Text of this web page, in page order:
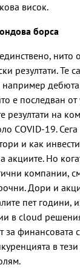
висок.
борса
нито
резултати. Те
дебюта
е последван
на
COVID-19.
и как
акциите. Но
компании,
Дори и
пет години,
в cloud
за финансовата
в